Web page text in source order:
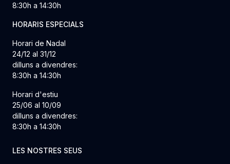
8:30h a 14:30h
HORARIS ESPECIALS
Horari de Nadal
24/12 al 31/12
dilluns a divendres:
8:30h a 14:30h
Horari d'estiu
25/06 al 10/09
dilluns a divendres:
8:30h a 14:30h
LES NOSTRES SEUS